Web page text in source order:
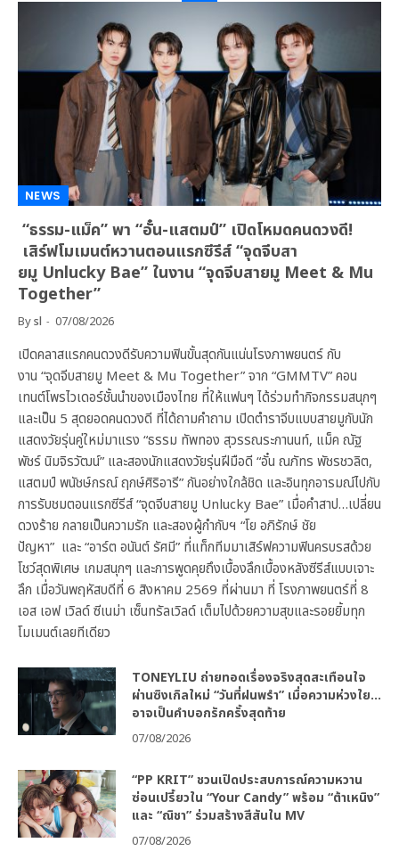
NEWS
“ธรรม-แม็ค” พา “อั๋น-แสตมป์” เปิดโหมดคนดวงดี!
เสิร์ฟโมเมนต์หวานตอนแรกซีรีส์ “จุดจีบสา
ยมู Unlucky Bae” ในงาน “จุดจีบสายมู Meet & Mu
Together”
Bysl 07/08/2026
เปิดคลาสแรกคนดวงดีรับความฟินขั้นสุดกันแน่นโรงภาพยนตร์ กับ
งาน “จุดจีบสายมู Meet & Mu Together” จาก “GMMTV” คอน
เทนต์โพรไวเดอร์ชั้นนำของเมืองไทย ที่ให้แฟนๆ ได้ร่วมทำกิจกรรมสนุกๆ
และเป็น 5 สุดยอดคนดวงดี ที่ได้ถามคำถาม เปิดตำราจีบแบบสายมูกับนัก
แสดงวัยรุ่นคู่ใหม่มาแรง “ธรรม ทัพทอง สุวรรณระกานนท์, แม็ค ณัฐ
พัชร์ นิมจิรวัฒน์” และสองนักแสดงวัยรุ่นฝีมือดี “อั๋น ณภัทร พัชรชวลิต,
แสตมป์ พนัชษ์กรณ์ ฤกษ์ศิริอารี” กันอย่างใกล้ชิด และอินทุกอารมณ์ไปกับ
การรับชมตอนแรกซีรีส์ “จุดจีบสายมู Unlucky Bae” เมื่อคำสาป…เปลี่ยน
ดวงร้าย กลายเป็นความรัก และสองผู้กำกับฯ “โย อภิรักษ์ ชัย
ปัญหา” และ “อาร์ต อนันต์ รัศมี” ที่แท็กทีมมาเสิร์ฟความฟินครบรสด้วย
โชว์สุดพิเศษ เกมสนุกๆ และการพูดคุยถึงเบื้องลึกเบื้องหลังซีรีส์แบบเจาะ
ลึก เมื่อวันพฤหัสบดีที่ 6 สิงหาคม 2569 ที่ผ่านมา ที่ โรงภาพยนตร์ที่ 8
เอส เอฟ เวิลด์ ซีเนม่า เซ็นทรัลเวิลด์ เต็มไปด้วยความสุขและรอยยิ้มทุก
โมเมนต์เลยทีเดียว
TONEYLIU ถ่ายทอดเรื่องจริงสุดสะเทือนใจ
ผ่านซิงเกิลใหม่ “วันที่ฝนพรำ” เมื่อความห่วงใย…
อาจเป็นคำบอกรักครั้งสุดท้าย
07/08/2026
“PP KRIT” ชวนเปิดประสบการณ์ความหวาน
ซ่อนเปรี้ยวใน “Your Candy” พร้อม “ต้าเหนิง”
และ “ณิชา” ร่วมสร้างสีสันใน MV
07/08/2026